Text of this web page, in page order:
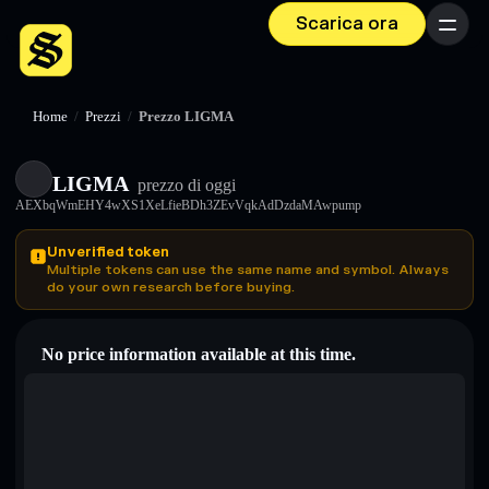
Scarica ora Menu
Home / Prezzi / Prezzo LIGMA
LIGMA prezzo di oggi
AEXbqWmEHY4wXS1XeLfieBDh3ZEvVqkAdDzdaMAwpump
Unverified token
Multiple tokens can use the same name and symbol. Always
do your own research before buying.
No price information available at this time.